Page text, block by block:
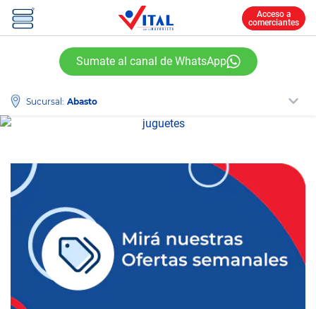
Acceso a
comerciantes
Sumate al canal de WhatsApp
Sucursal: